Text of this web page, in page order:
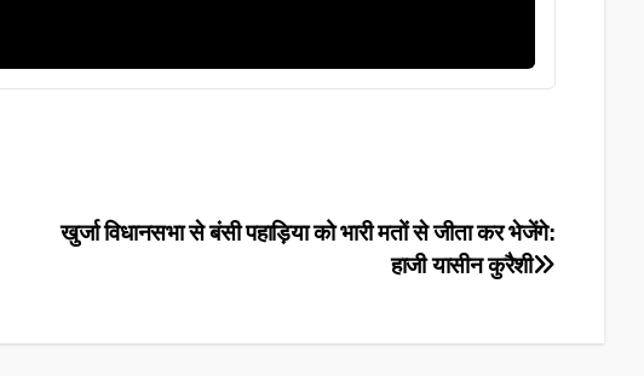
खुर्जा विधानसभा से बंसी पहाड़िया को भारी मतों से जीता कर भेजेंगे:
हाजी यासीन कुरैशी